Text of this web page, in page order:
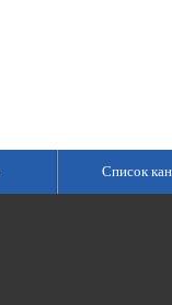
Список